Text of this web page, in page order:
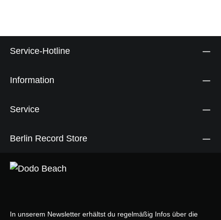
Service-Hotline
Information
Service
Berlin Record Store
In unserem Newsletter erhältst du regelmäßig Infos über die